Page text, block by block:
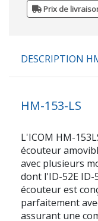
Prix de
DESCRIPTION
HM-153-LS
L'ICOM HM-
écouteur
avec plusieurs
dont l'ID-52E ID-
écouteur est
parfaitement
assurant une